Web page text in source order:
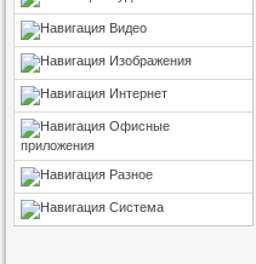
Видео
Изображения
Интернет
Офисные
приложения
Разное
Система